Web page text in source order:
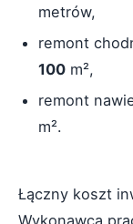
metrów,
remont
100 m²,
remont
m².
Łączny koszt
Wykonawcą